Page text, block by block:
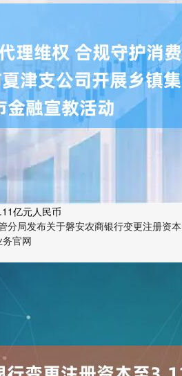
亿元人民币
分局发布关于磐安农商银行变更注册
官网